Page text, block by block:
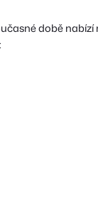
době